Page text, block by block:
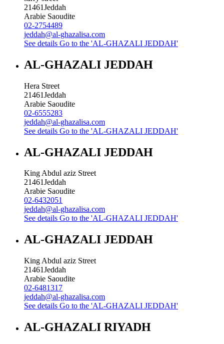
21461Jeddah
Arabie Saoudite
02-2754489
jeddah@al-ghazalisa.com
See details Go to the 'AL-GHAZALI JEDDAH'
AL-GHAZALI JEDDAH
Hera Street
21461Jeddah
Arabie Saoudite
02-6555283
jeddah@al-ghazalisa.com
See details Go to the 'AL-GHAZALI JEDDAH'
AL-GHAZALI JEDDAH
King Abdul aziz Street
21461Jeddah
Arabie Saoudite
02-6432051
jeddah@al-ghazalisa.com
See details Go to the 'AL-GHAZALI JEDDAH'
AL-GHAZALI JEDDAH
King Abdul aziz Street
21461Jeddah
Arabie Saoudite
02-6481317
jeddah@al-ghazalisa.com
See details Go to the 'AL-GHAZALI JEDDAH'
AL-GHAZALI RIYADH